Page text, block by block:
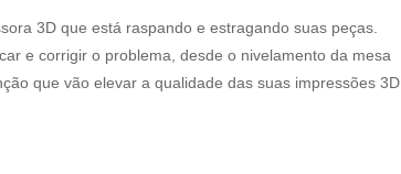
3D que está raspando e estragando suas peças.
e corrigir o problema, desde o nivelamento da mesa
que vão elevar a qualidade das suas impressões 3D